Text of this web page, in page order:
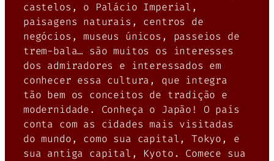
castelos, o Palácio Imperial,
paisagens naturais, centros de
negócios, museus únicos, passeios de
trem-bala… são muitos os interesses
dos admiradores e interessados em
conhecer essa cultura, que integra
tão bem os conceitos de tradição e
modernidade. Conheça o Japão! O país
conta com as cidades mais visitadas
do mundo, como sua capital, Tokyo, e
sua antiga capital, Kyoto. Comece sua